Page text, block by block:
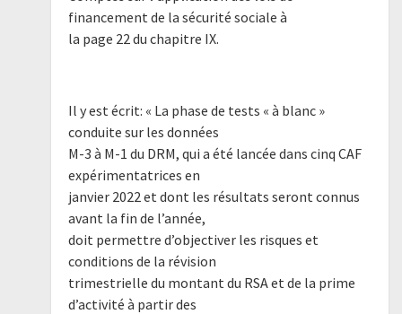
financement de la sécurité sociale à
la page 22 du chapitre IX.
Il y est écrit: « La phase de tests « à blanc »
conduite sur les données
M-3 à M-1 du DRM, qui a été lancée dans cinq CAF
expérimentatrices en
janvier 2022 et dont les résultats seront connus
avant la fin de l’année,
doit permettre d’objectiver les risques et
conditions de la révision
trimestrielle du montant du RSA et de la prime
d’activité à partir des